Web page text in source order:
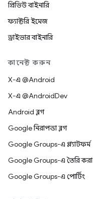
প্রিভিউ বাইনারি
ফ্যাক্টরি ইমেজ
ড্রাইভার বাইনারি
কানেক্ট করুন
X-এ @Android
X-এ @AndroidDev
Android ব্লগ
Google নিরাপত্তা ব্লগ
Google Groups-এ প্ল্যাটফর্ম
Google Groups-এ তৈরি করা
Google Groups-এ পোর্টিং